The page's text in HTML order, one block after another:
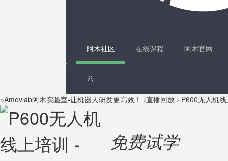
阿木社区 在线课程 阿木官网
»Amovlab阿木实验室-让机器人研发更高效！ ›直播回放 › P600无人机
免费试学